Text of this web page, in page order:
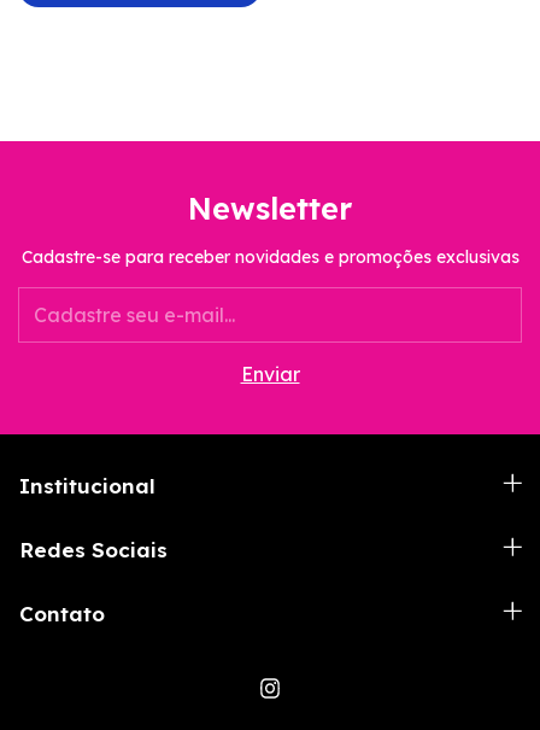
Newsletter
Cadastre-se para receber novidades e promoções exclusivas
Institucional
Redes Sociais
Contato